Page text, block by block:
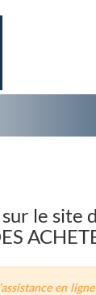
le site
en